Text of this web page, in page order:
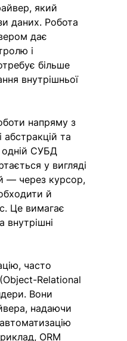
який
даних. Робота
дає
і
більше
внутрішньої
напряму з
та
одній СУБД
у вигляді
— через курсор,
й
Це вимагає
внутрішні
часто
Relational
Вони
надаючи
ORM